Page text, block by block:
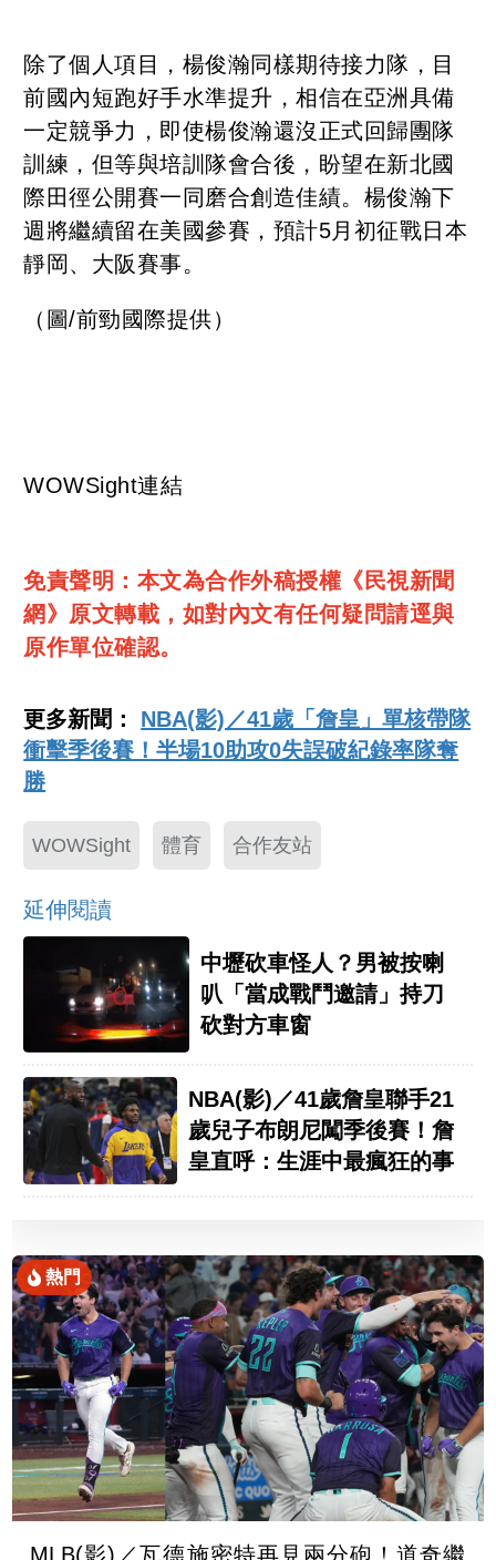
除了個人項目，楊俊瀚同樣期待接力隊，目
前國內短跑好手水準提升，相信在亞洲具備
一定競爭力，即使楊俊瀚還沒正式回歸團隊
訓練，但等與培訓隊會合後，盼望在新北國
際田徑公開賽一同磨合創造佳績。楊俊瀚下
週將繼續留在美國參賽，預計5月初征戰日本
靜岡、大阪賽事。
（圖/前勁國際提供）
WOWSight連結
免責聲明：本文為合作外稿授權《民視新聞
網》原文轉載，如對內文有任何疑問請逕與
原作單位確認。
更多新聞： NBA(影)／41歲「詹皇」單核帶隊
衝擊季後賽！半場10助攻0失誤破紀錄率隊奪
勝
WOWSight 體育 合作友站
延伸閱讀
中壢砍車怪人？男被按喇
叭「當成戰鬥邀請」持刀
砍對方車窗
NBA(影)／41歲詹皇聯手21
歲兒子布朗尼闖季後賽！詹
皇直呼：生涯中最瘋狂的事
熱門
MLB(影)／瓦德施密特再見兩分砲！道奇繼